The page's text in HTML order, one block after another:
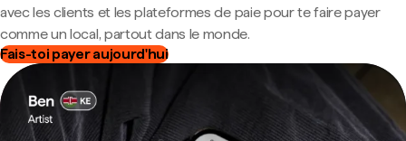
avec les clients et les plateformes de paie pour te faire payer
comme un local, partout dans le monde.
Fais-toi payer aujourd'hui